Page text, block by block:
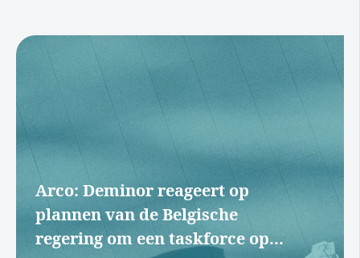
Arco: Deminor reageert op
plannen van de Belgische
regering om een taskforce op...